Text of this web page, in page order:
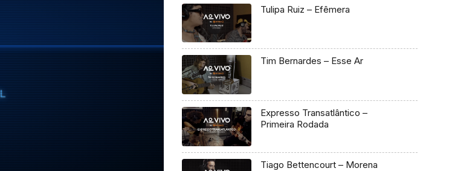
Tulipa Ruiz – Efêmera
Tim Bernardes – Esse Ar
Expresso Transatlântico –
Primeira Rodada
Tiago Bettencourt – Morena